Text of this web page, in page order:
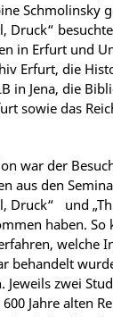
Schmolinsky
Druck“
in Erfurt und
Erfurt, die
in Jena, die
sowie das
war der
aus den
Druck“
und
haben. So
welche
behandelt
Jeweils zwei
Jahre alten